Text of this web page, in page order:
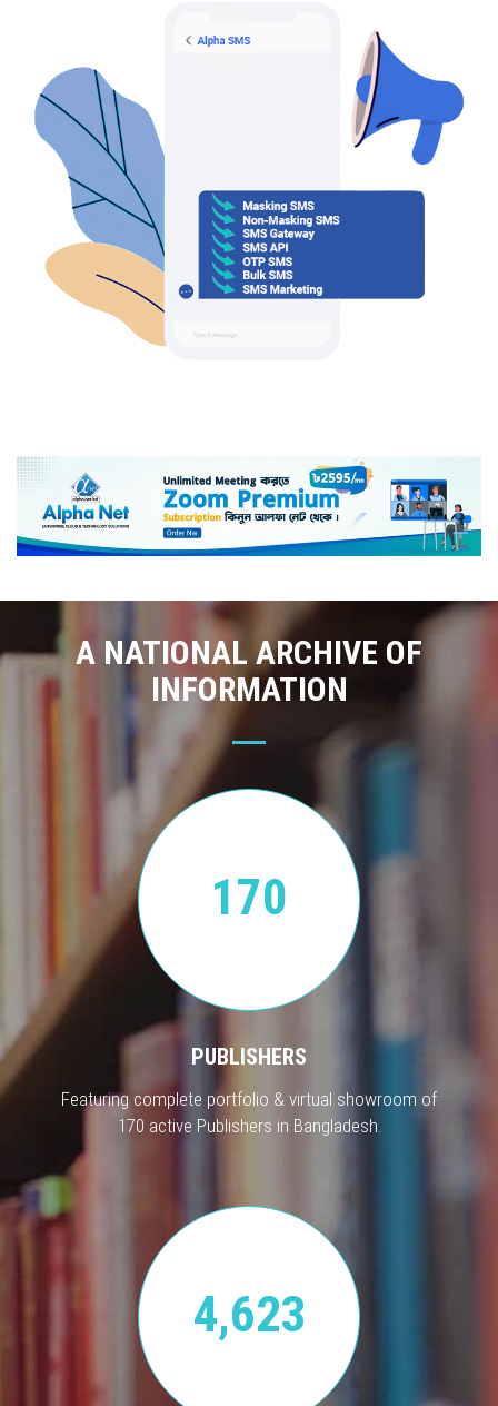
A NATIONAL ARCHIVE OF
INFORMATION
170
PUBLISHERS
Featuring complete portfolio & virtual showroom of
170 active Publishers in Bangladesh.
4,623